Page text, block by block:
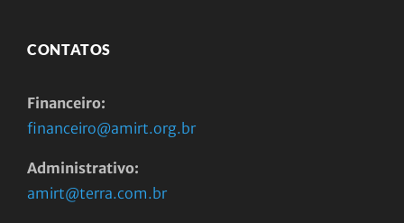
CONTATOS
Financeiro:
financeiro@amirt.org.br
Administrativo:
amirt@terra.com.br